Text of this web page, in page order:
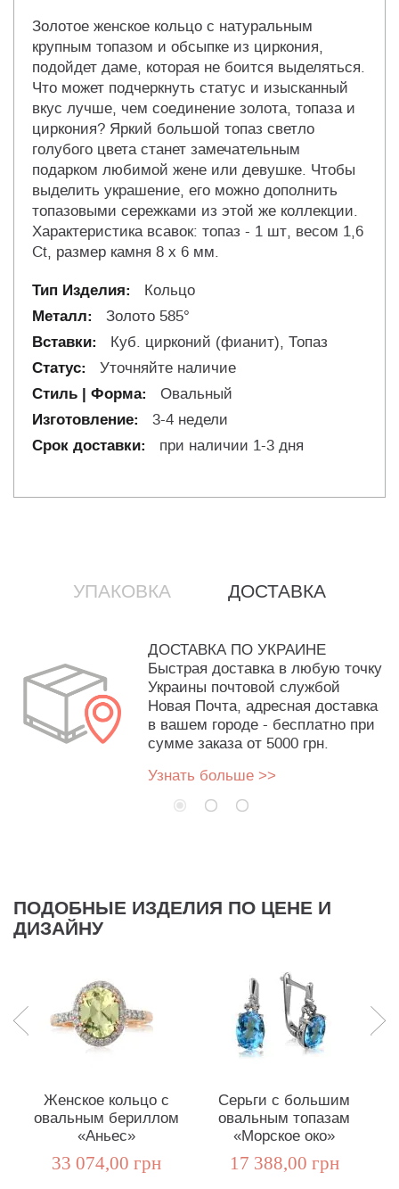
Золотое женское кольцо с натуральным
крупным топазом и обсыпке из циркония,
подойдет даме, которая не боится выделяться.
Что может подчеркнуть статус и изысканный
вкус лучше, чем соединение золота, топаза и
циркония? Яркий большой топаз светло
голубого цвета станет замечательным
подарком любимой жене или девушке. Чтобы
выделить украшение, его можно дополнить
топазовыми сережками из этой же коллекции.
Характеристика всавок: топаз - 1 шт, весом 1,6
Ct, размер камня 8 х 6 мм.
Кольцо
Золото 585°
Куб. цирконий (фианит), Топаз
Уточняйте наличие
Овальный
3-4 недели
при наличии 1-3 дня
УПАКОВКА ДОСТАВКА
ДОСТАВКА ПО УКРАИНЕ
Быстрая доставка в любую точку
Украины почтовой службой
Новая Почта, адресная доставка
в вашем городе - бесплатно при
сумме заказа от 5000 грн.
Узнать больше >>
ПОДОБНЫЕ ИЗДЕЛИЯ ПО ЦЕНЕ И
ДИЗАЙНУ
Женское кольцо с
овальным бериллом
«Аньес»
33 074,00 грн
Серьги с большим
овальным топазам
«Морское око»
17 388,00 грн